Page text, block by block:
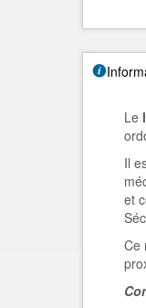
Le
Il
et
Ce